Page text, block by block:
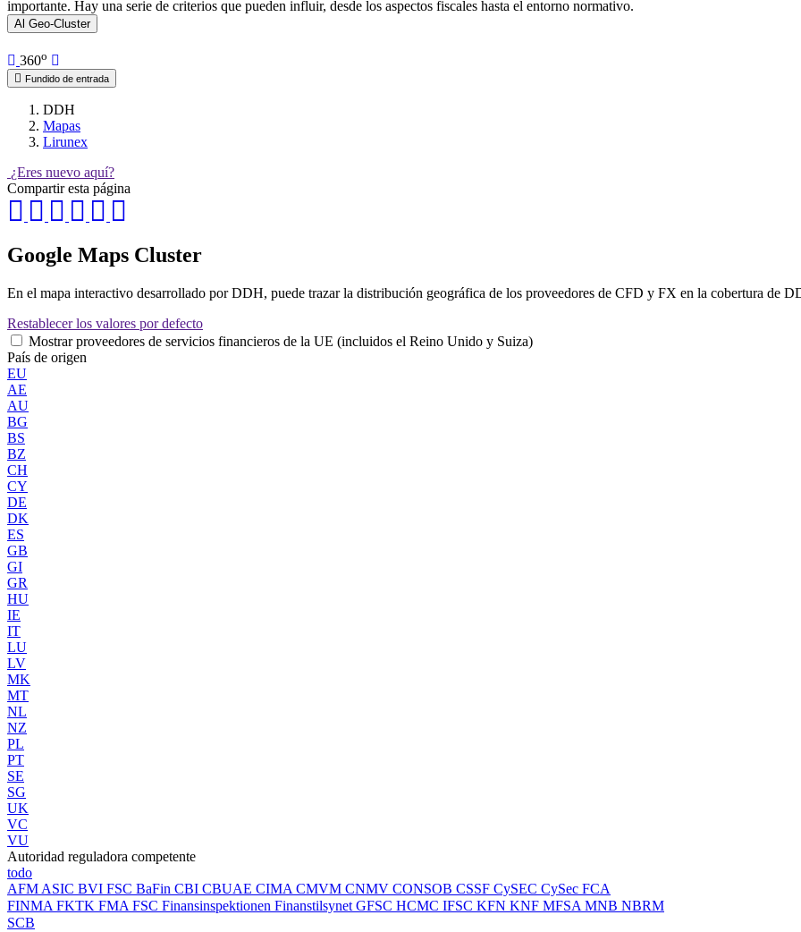
importante. Hay una serie de criterios que pueden influir, desde los aspectos fiscales hasta el entorno normativo.
Al Geo-Cluster
360o
Fundido de entrada
DDH
Mapas
Lirunex
¿Eres nuevo aquí?
Compartir esta página
Google Maps Cluster
En el mapa interactivo desarrollado por DDH, puede trazar la distribución geográfica de los proveedores de CFD y FX en la cobertura de
Restablecer los valores por defecto
Mostrar proveedores de servicios financieros de la UE (incluidos el Reino Unido y Suiza)
18
País de origen
EU
AE
AU
BG
BS
BZ
CH
CY
DE
DK
ES
GB
GI
GR
HU
IE
IT
LU
LV
MK
MT
NL
NZ
PL
PT
SE
SG
UK
VC
VU
Autoridad reguladora competente
todo
AFM ASIC BVI FSC BaFin CBI CBUAE CIMA CMVM CNMV CONSOB CSSF CySEC CySec FCA
FINMA FKTK FMA FSC Finansinspektionen Finanstilsynet GFSC HCMC IFSC KFN KNF MFSA MNB NBRM
SCB